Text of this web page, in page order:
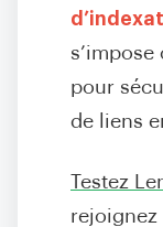
pour
de liens
Testez
rejoignez